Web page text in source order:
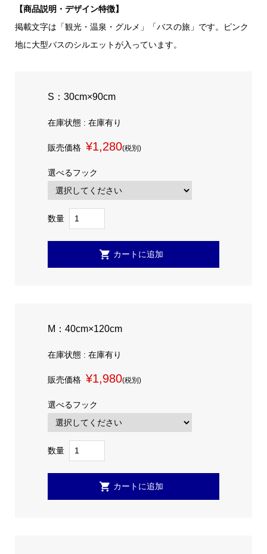
【商品説明・デザイン特徴】
掲載文字は「観光・温泉・グルメ」「バスの旅」です。ピンク
地に大型バスのシルエットが入っています。
S：30cm×90cm
在庫状態 : 在庫有り
販売価格 ¥1,280(税別)
選べるフック
数量
M：40cm×120cm
在庫状態 : 在庫有り
販売価格 ¥1,980(税別)
選べるフック
数量